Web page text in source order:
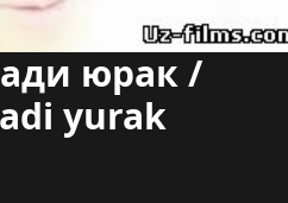
юрак /
yurak